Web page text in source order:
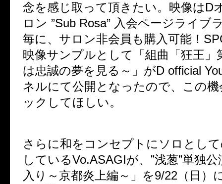
念を感じ取って頂きたい。映像はD
ロン ”Sub Rosa” 入会ページライブ
毎に、サロン非会員も購入可能！
映像サンプルとして「組曲「狂王」
は忠誠の夢を見る～」がD official
ネルにて公開となったので、この
ックしてほしい。
さらに和をコンセプトにソロとし
しているVo.ASAGIが、”浅葱”単独
入り～京都炎上編～」を9/22（日）